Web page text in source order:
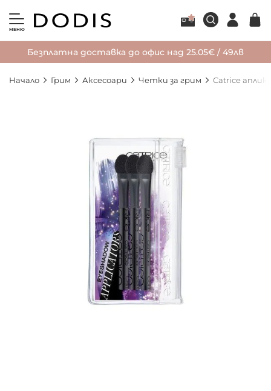
МЕНЮ
Безплатна доставка до офис над 25.05€ / 49лв
Начало Грим Аксесоари Четки за грим Catrice